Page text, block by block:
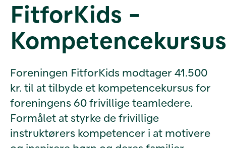
Værktøjer
og viden
Om Velliv
Foreningen
FitforKids -
Kompetencekursus
Foreningen FitforKids modtager 41.500
kr. til at tilbyde et kompetencekursus for
foreningens 60 frivillige teamledere.
Formålet at styrke de frivillige
instruktørers kompetencer i at motivere